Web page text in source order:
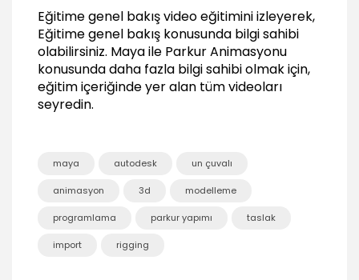
Eğitime genel bakış video eğitimini izleyerek,
Eğitime genel bakış konusunda bilgi sahibi
olabilirsiniz. Maya ile Parkur Animasyonu
konusunda daha fazla bilgi sahibi olmak için,
eğitim içeriğinde yer alan tüm videoları
seyredin.
maya autodesk un çuvalı
animasyon 3d modelleme
programlama parkur yapımı taslak
import rigging